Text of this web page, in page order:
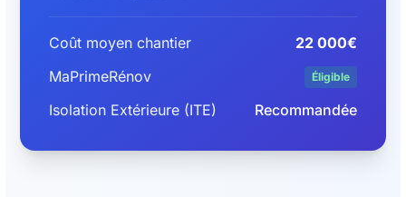
Coût moyen chantier
22 000€
MaPrimeRénov
Éligible
Isolation Extérieure (ITE) Recommandée